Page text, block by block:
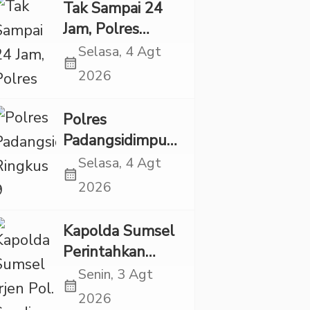
Tak Sampai 24
Jam, Polres
Tapsel Tangkap
Dua Pencuri
calendar_month
Selasa, 4 Agt
2026
Polres
Padangsidimpuan
Ringkus 9
Tersangka Kasus
Penganiayaan
calendar_month
Selasa, 4 Agt
2026
Kapolda Sumsel
Perintahkan
Patroli Masif,
Pelaku Karhutla
calendar_month
Senin, 3 Agt
2026